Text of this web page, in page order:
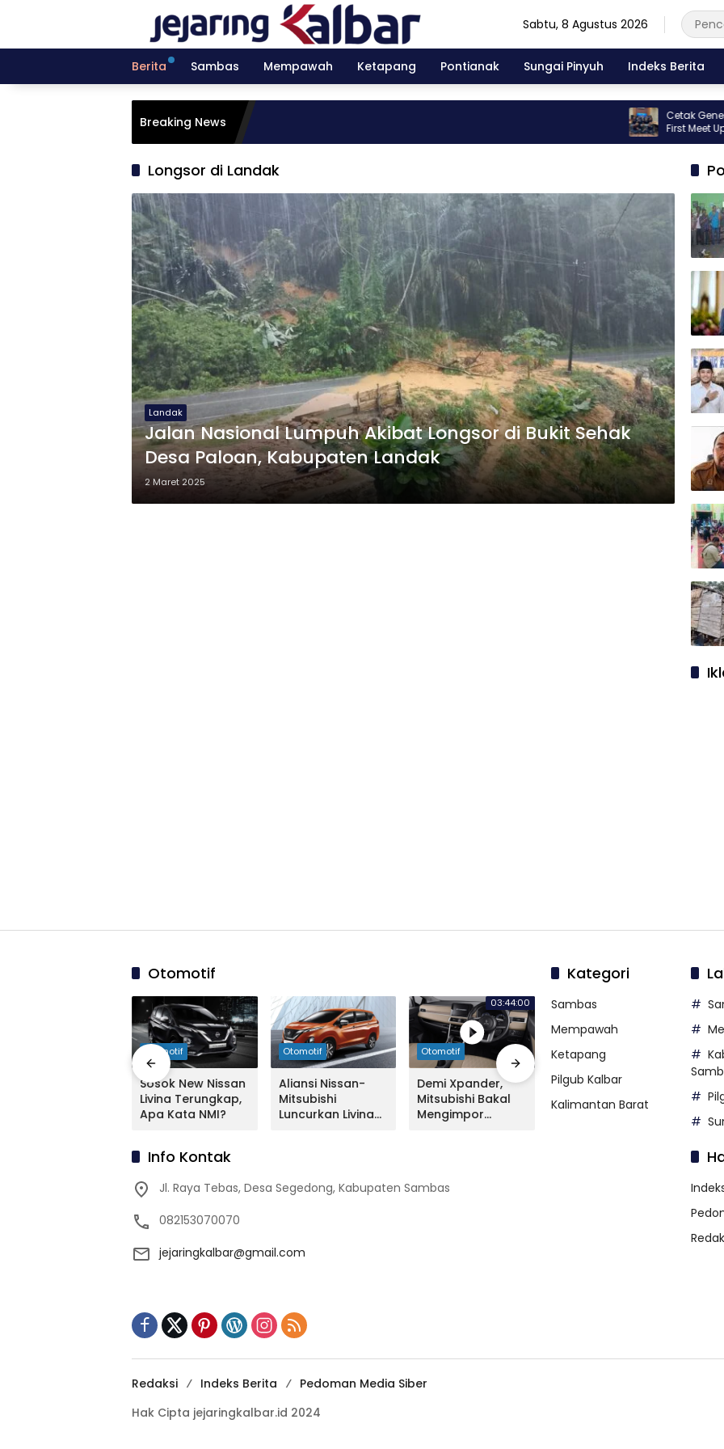
Sabtu, 8 Agustus 2026
Berita Sambas Mempawah Ketapang Pontianak Sungai Pinyuh Indeks Berita
Breaking News
Cetak Generasi
First Meet Up
Longsor di Landak
Landak
Jalan Nasional Lumpuh Akibat Longsor di Bukit Sehak
Desa Paloan, Kabupaten Landak
2 Maret 2025
Otomotif
Otomotif
Sosok New Nissan
Livina Terungkap,
Apa Kata NMI?
Otomotif
Aliansi Nissan-
Mitsubishi
Luncurkan Livina
03:44:00
Otomotif
Demi Xpander,
Mitsubishi Bakal
Mengimpor
Otomotif
Sosok New Nissan
Livina Terungkap,
Apa Kata NMI?
Info Kontak
Jl. Raya Tebas, Desa Segedong, Kabupaten Sambas
082153070070
jejaringkalbar@gmail.com
Kategori
Sambas
Mempawah
Ketapang
Pilgub Kalbar
Kalimantan Barat
Redaksi Indeks Berita
Pedoman Media Siber
Hak Cipta jejaringkalbar.id 2024